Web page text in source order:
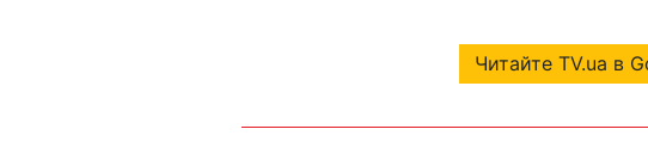
Читайте TV.ua в